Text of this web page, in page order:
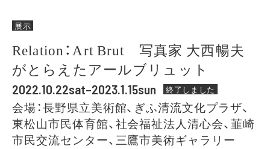
展示
Relation：Art Brut 写真家 大西暢夫
がとらえたアールブリュット
2022.10.22sat–2023.1.15sun 終了しました
会場：長野県立美術館、ぎふ清流文化プラザ、
東松山市民体育館、社会福祉法人清心会、韮崎
市民交流センター、三鷹市美術ギャラリー